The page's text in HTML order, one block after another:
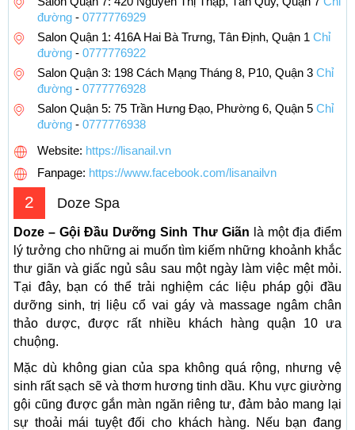
đường - 0777776929
Salon Quận 1: 416A Hai Bà Trưng, Tân Định, Quận 1 Chỉ
đường - 0777776922
Salon Quận 3: 198 Cách Mạng Tháng 8, P10, Quận 3 Chỉ
đường - 0777776928
Salon Quận 5: 75 Trần Hưng Đạo, Phường 6, Quận 5 Chỉ
đường - 0777776938
Website: https://lisanail.vn
Fanpage: https://www.facebook.com/lisanailvn
2 Doze Spa
Doze – Gội Đầu Dưỡng Sinh Thư Giãn là một địa điểm
lý tưởng cho những ai muốn tìm kiếm những khoảnh khắc
thư giãn và giấc ngủ sâu sau một ngày làm việc mệt mỏi.
Tại đây, bạn có thể trải nghiệm các liệu pháp gội đầu
dưỡng sinh, trị liệu cổ vai gáy và massage ngâm chân
thảo dược, được rất nhiều khách hàng quận 10 ưa
chuộng.
Mặc dù không gian của spa không quá rộng, nhưng vệ
sinh rất sạch sẽ và thơm hương tinh dầu. Khu vực giường
gội cũng được gắn màn ngăn riêng tư, đảm bảo mang lại
sự thoải mái tuyệt đối cho khách hàng. Nếu bạn đang